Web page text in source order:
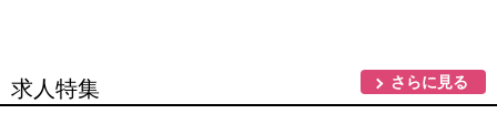
求人特集 さらに見る